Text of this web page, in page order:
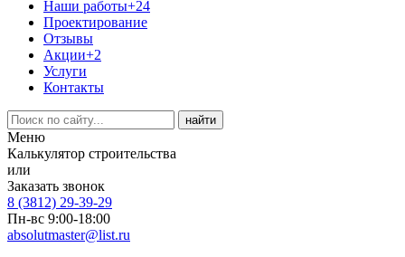
Наши работы+24
Проектирование
Отзывы
Акции+2
Услуги
Контакты
Меню
Калькулятор строительства
или
Заказать звонок
8 (3812) 29-39-29
Пн-вс 9:00-18:00
absolutmaster@list.ru